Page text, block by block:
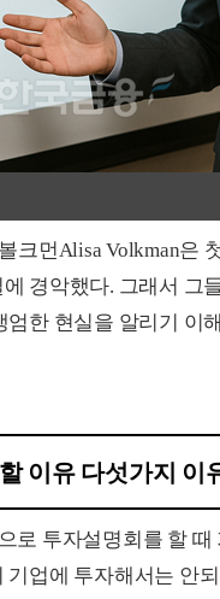
크먼Alisa Volkman은
경악했다. 그래서 그
한 현실을 알리기 이
이유 다섯가지 이
로 투자설명회를 할
업에 투자해서는 안